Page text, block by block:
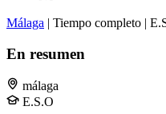
Málaga | Tiempo completo |
En resumen
málaga
E.S.O